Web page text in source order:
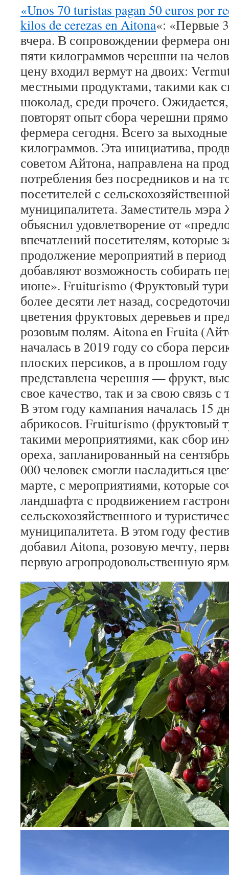
«Unos 70 turistas pagan 50 euros por
kilos de cerezas en Aitona«: «Первые
вчера. В сопровождении фермера
пяти килограммов черешни на
цену входил вермут на двоих:
местными продуктами, такими как
шоколад, среди прочего.
повторят опыт сбора черешни
фермера сегодня. Всего за
килограммов. Эта инициатива,
советом Айтона, направлена ​​на
потребления без посредников и на
посетителей с
муниципалитета. Заместитель
объяснил удовлетворение от
впечатлений посетителям, которые
продолжение мероприятий в период
добавляют возможность собирать
июне». Fruiturismo (Фруктовый
более десяти лет назад,
цветения фруктовых деревьев и
розовым полям. Aitona en Fruita
началась в 2019 году со сбора
плоских персиков, а в прошлом
представлена ​​черешня — фрукт,
свое качество, так и за свою связь
В этом году кампания началась 15
абрикосов. Fruiturismo (фруктовый
такими мероприятиями, как сбор
ореха, запланированный на
000 человек смогли насладиться
марте, с мероприятиями, которые
ландшафта с продвижением
сельскохозяйственного и
муниципалитета. В этом году
добавил Aitona, розовую мечту,
первую агропродовольственную